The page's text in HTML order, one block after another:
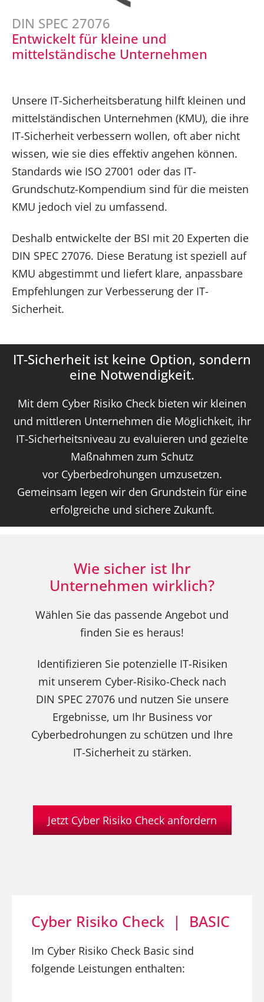
DIN SPEC 27076
Entwickelt für kleine und
mittelständische Unternehmen
Unsere IT-Sicherheitsberatung hilft kleinen und
mittelständischen Unternehmen (KMU), die ihre
IT-Sicherheit verbessern wollen, oft aber nicht
wissen, wie sie dies effektiv angehen können.
Standards wie ISO 27001 oder das IT-
Grundschutz-Kompendium sind für die meisten
KMU jedoch viel zu umfassend.
Deshalb entwickelte der BSI mit 20 Experten die
DIN SPEC 27076. Diese Beratung ist speziell auf
KMU abgestimmt und liefert klare, anpassbare
Empfehlungen zur Verbesserung der IT-
Sicherheit.
IT-Sicherheit ist keine Option, sondern
eine Notwendigkeit.
Mit dem Cyber Risiko Check bieten wir kleinen
und mittleren Unternehmen die Möglichkeit, ihr
IT-Sicherheitsniveau zu evaluieren und gezielte
Maßnahmen zum Schutz
vor Cyberbedrohungen umzusetzen.
Gemeinsam legen wir den Grundstein für eine
erfolgreiche und sichere Zukunft.
Wie sicher ist Ihr
Unternehmen wirklich?
Wählen Sie das passende Angebot und
finden Sie es heraus!
Identifizieren Sie potenzielle IT-Risiken
mit unserem Cyber-Risiko-Check nach
DIN SPEC 27076 und nutzen Sie unsere
Ergebnisse, um Ihr Business vor
Cyberbedrohungen zu schützen und Ihre
IT-Sicherheit zu stärken.
Jetzt Cyber Risiko Check anfordern
Cyber Risiko Check | BASIC
Im Cyber Risiko Check Basic sind
folgende Leistungen enthalten: